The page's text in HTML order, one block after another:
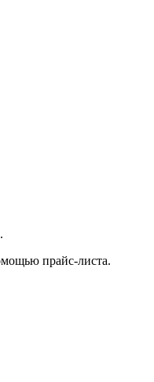
прайс-листа.